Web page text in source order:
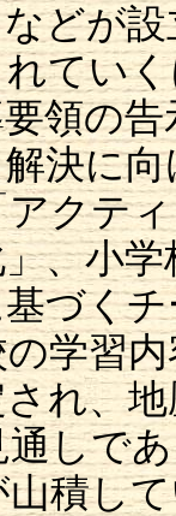
どが
てい
領の
決に向
クテ
、小
づく
学習
れ、
しで
積し